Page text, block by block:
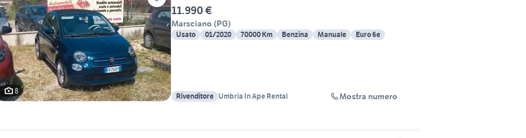
8
11.990 €
Marsciano (PG)
Usato 01/2020 70000 Km Benzina Manuale Euro 6e
Rivenditore Umbria In Ape Rental Mostra numero